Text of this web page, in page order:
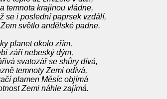
temnota krajinou vládne,
se i poslední paprsek vzdálí,
světlo andělské padne.
planet okolo zřím,
září nebeský dým,
svatozář se shůry dívá,
temnoty Zemi odívá,
plamen Měsíc objímá
Zemi náhle zajímá.